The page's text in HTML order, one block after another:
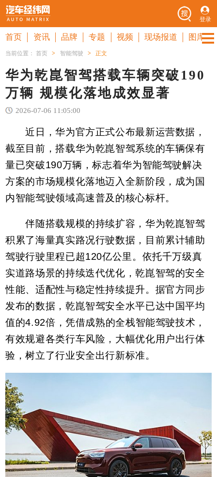
登录
首页 资讯 品牌 专题 视频 现场报道 图库
当前位置：首页 > 智能驾驶 > 正文
华为乾崑智驾搭载车辆突破190
万辆 规模化落地成效显著
2026-07-06 11:05:00
近日，华为官方正式公布最新运营数据，
截至目前，搭载华为乾崑智驾系统的车辆保有
量已突破190万辆，标志着华为智能驾驶解决
方案的市场规模化落地迈入全新阶段，成为国
内智能驾驶领域高速普及的核心标杆。
伴随搭载规模的持续扩容，华为乾崑智驾
积累了海量真实路况行驶数据，目前累计辅助
驾驶行驶里程已超120亿公里。依托千万级真
实道路场景的持续迭代优化，乾崑智驾的安全
性能、适配性与稳定性持续提升。据官方同步
发布的数据，乾崑智驾安全水平已达中国平均
值的4.92倍，凭借成熟的全栈智能驾驶技术，
有效规避各类行车风险，大幅优化用户出行体
验，树立了行业安全出行新标准。